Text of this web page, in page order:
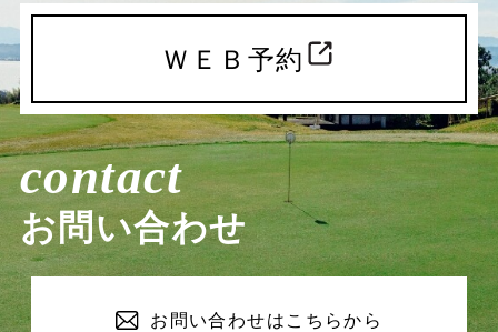
ＷＥＢ予約
contact
お問い合わせ
お問い合わせは こちらから